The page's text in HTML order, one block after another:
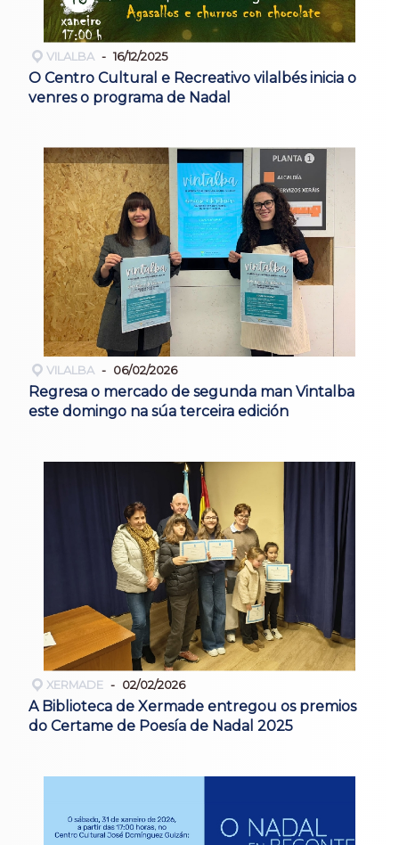
VILALBA 16/12/2025
O Centro Cultural e Recreativo vilalbés inicia o
venres o programa de Nadal
VILALBA 06/02/2026
Regresa o mercado de segunda man Vintalba
este domingo na súa terceira edición
XERMADE 02/02/2026
A Biblioteca de Xermade entregou os premios
do Certame de Poesía de Nadal 2025